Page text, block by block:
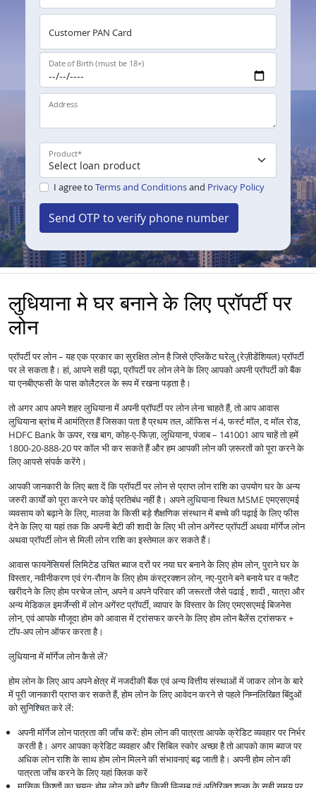
Customer PAN Card
Date of Birth (must be 18+)
Address
Product*
I agree to Terms and Conditionsand Privacy Policy
Send OTP to verify phone number
लुधियाना मे घर बनाने के लिए प्रॉपर्टी पर
लोन
प्रॉपर्टी पर लोन – यह एक प्रकार का सुरक्षित लोन है जिसे एप्लिकेंट घरेलु (रेज़ीडेंशियल) प्रॉपर्टी
पर ले सकता है। हां, आपने सही पढ़ा, प्रॉपर्टी पर लोन लेने के लिए आपको अपनी प्रॉपर्टी को बैंक
या एनबीएफसी के पास कोलैटरल के रूप में रखना पड़ता है।
तो अगर आप अपने शहर लुधियाना में अपनी प्रॉपर्टी पर लोन लेना चाहते हैं, तो आप आवास
लुधियाना ब्रांच में आमंत्रित हैं जिसका पता है प्रथम तल, ऑफिस नं 4, फर्स्ट मॉल, द मॉल रोड,
HDFC Bank के ऊपर, रख बाग, कोह-ए-फिज़ा, लुधियाना, पंजाब – 141001 आप चाहें तो हमें
1800-20-888-20 पर कॉल भी कर सकते हैं और हम आपकी लोन की ज़रूरतों को पूरा करने के
लिए आपसे संपर्क करेंगे।
आपकी जानकारी के लिए बता दें कि प्रॉपर्टी पर लोन से प्राप्त लोन राशि का उपयोग घर के अन्य
जरुरी कार्यों को पूरा करने पर कोई प्रतिबंध नहीं है। अपने लुधियाना स्थित MSME एमएसएमई
व्यवसाय को बढ़ाने के लिए, मालवा के किसी बड़े शैक्षणिक संस्थान में बच्चे की पढ़ाई के लिए फीस
देने के लिए या यहां तक कि अपनी बेटी की शादी के लिए भी लोन अगेंस्ट प्रॉपर्टी अथवा मॉर्गेज लोन
अथवा प्रॉपर्टी लोन से मिली लोन राशि का इस्तेमाल कर सकते हैं।
आवास फायनेंसियर्स लिमिटेड उचित ब्याज दरों पर नया घर बनाने के लिए होम लोन, पुराने घर के
विस्तार, नवीनीकरण एवं रंग-रौग़न के लिए होम कंस्ट्रक्शन लोन, नए-पुराने बने बनाये घर व फ्लैट
खरीदने के लिए होम परचेज लोन, अपने व अपने परिवार की जरूरतों जैसे पढाई , शादी , यात्रा और
अन्य मेडिकल इमर्जेन्सी में लोन अगेंस्ट प्रॉपर्टी, व्यापार के विस्तार के लिए एमएसएमई बिजनेस
लोन, एवं आपके मौजूदा होम को आवास में ट्रांसफर करने के लिए होम लोन बैलेंस ट्रांसफर +
टॉप-अप लोन ऑफर करता है।
लुधियाना में मॉर्गेज लोन कैसे लें?
होम लोन के लिए आप अपने क्षेत्र में नजदीकी बैंक एवं अन्य वित्तीय संस्थाओं में जाकर लोन के बारे
में पूरी जानकारी प्राप्त कर सकते हैं, होम लोन के लिए आवेदन करने से पहले निम्नलिखित बिंदुओं
को सुनिश्चित करे लें:
अपनी मॉर्गेज लोन पात्रता की जाँच करें: होम लोन की पात्रता आपके क्रेडिट व्यवहार पर निर्भर
करती है। अगर आपका क्रेडिट व्यवहार और सिबिल स्कोर अच्छा है तो आपको काम ब्याज पर
अधिक लोन राशि के साथ होम लोन मिलने की संभावनाएं बढ़ जाती है। अपनी होम लोन की
पात्रता जाँच करने के लिए यहां क्लिक करें